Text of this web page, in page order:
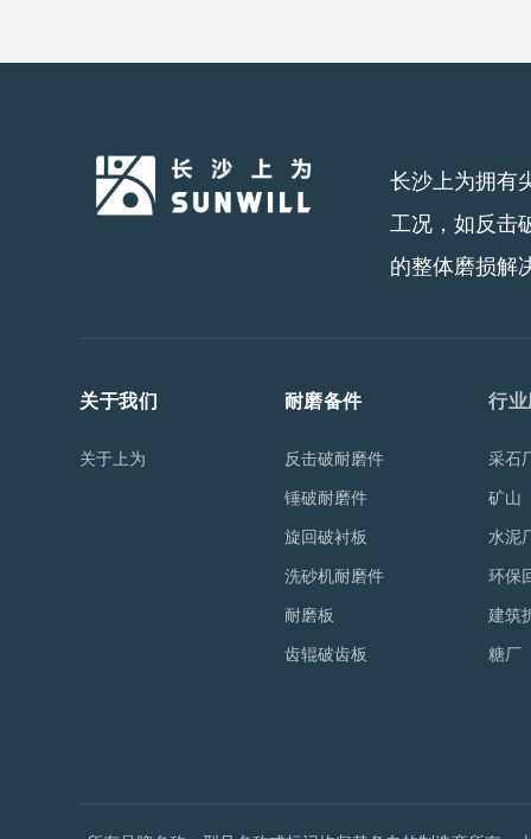
长沙上为拥有
工况，如反击
的整体磨损解
关于我们
关于上为
耐磨备件
反击破耐磨件
锤破耐磨件
旋回破衬板
洗砂机耐磨件
耐磨板
齿辊破齿板
行
采石
矿山
水泥
环保
建筑
糖厂